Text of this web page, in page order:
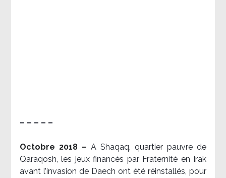
– – – – –
Octobre 2018 – A Shaqaq, quartier pauvre de
Qaraqosh, les jeux financés par Fraternité en Irak​
avant l’invasion de Daech ont été réinstallés, pour